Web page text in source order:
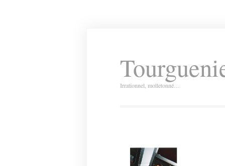
Irrationnel, molletonné…